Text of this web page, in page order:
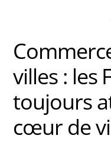
villes : les
toujours
cœur de